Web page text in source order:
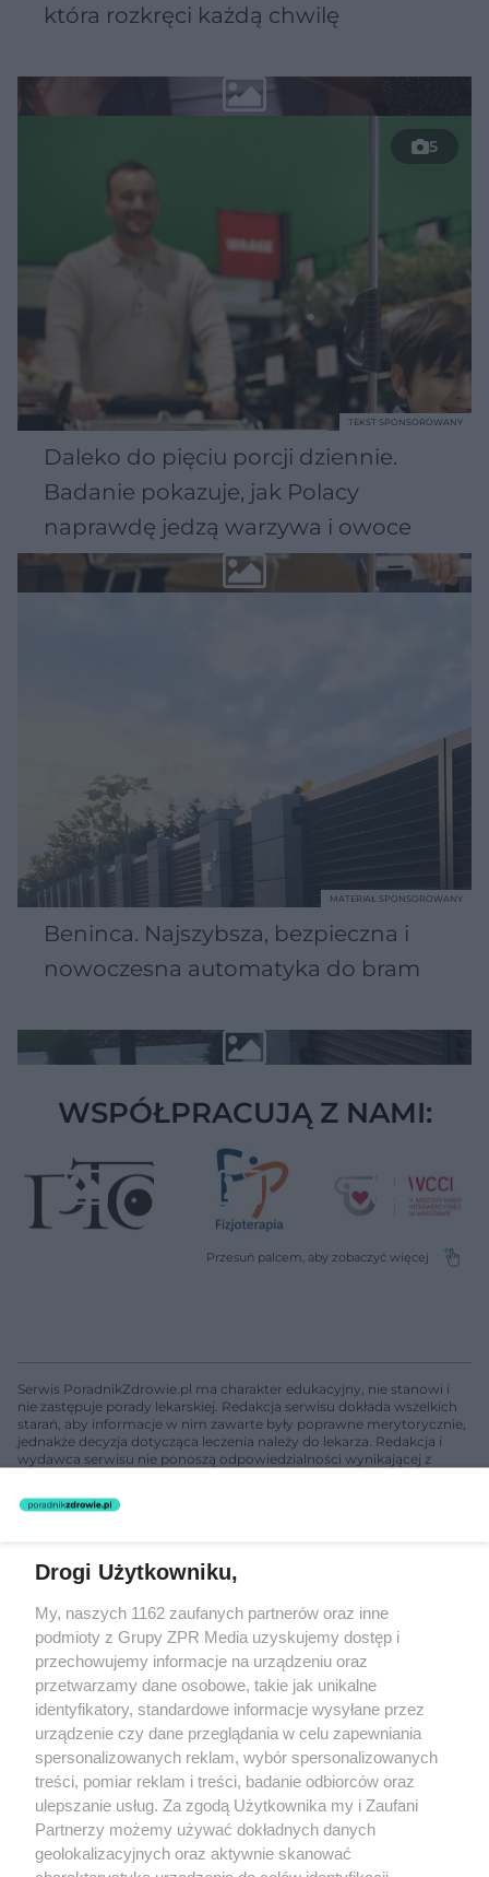
która rozkręci każdą chwilę
5
Daleko do pięciu porcji dziennie.
Badanie pokazuje, jak Polacy
naprawdę jedzą warzywa i owoce
TEKST SPONSOROWANY
Beninca. Najszybsza, bezpieczna i
nowoczesna automatyka do bram
MATERIAŁ SPONSOROWANY
WSPÓŁPRACUJĄ Z NAMI:
Serwis PoradnikZdrowie.pl ma charakter edukacyjny, nie stanowi i
nie zastępuje porady lekarskiej. Redakcja serwisu dokłada wszelkich
starań, aby informacje w nim zawarte były poprawne merytorycznie,
jednakże decyzja dotycząca leczenia należy do lekarza. Redakcja i
wydawca serwisu nie ponoszą odpowiedzialności wynikającej z
świadczeń zdrowotnych w rozumieniu art. 3 ust 1 ustawy o
rozpowszechniany lub dalej rozpowszechniany w jakikolwiek sposób
(w tym także elektroniczny lub mechaniczny) na jakimkolwiek polu
eksploatacji w jakiejkolwiek formie, włącznie z umieszczaniem w
Internecie bez pisemnej zgody właściciela praw. Jakiekolwiek użycie
lub wykorzystanie utworów w całości lub w części z naruszeniem
prawa, tzn. bez właściwej zgody, jest zabronione pod groźbą kary i
może być ścigane prawnie.
Drogi Użytkowniku,
My, naszych 1162 zaufanych partnerów oraz inne
podmioty z Grupy ZPR Media uzyskujemy dostęp i
przechowujemy informacje na urządzeniu oraz
przetwarzamy dane osobowe, takie jak unikalne
identyfikatory, standardowe informacje wysyłane przez
urządzenie czy dane przeglądania w celu zapewniania
spersonalizowanych reklam, wybór spersonalizowanych
treści, pomiar reklam i treści, badanie odbiorców oraz
ulepszanie usług. Za zgodą Użytkownika my i Zaufani
Partnerzy możemy używać dokładnych danych
geolokalizacyjnych oraz aktywnie skanować